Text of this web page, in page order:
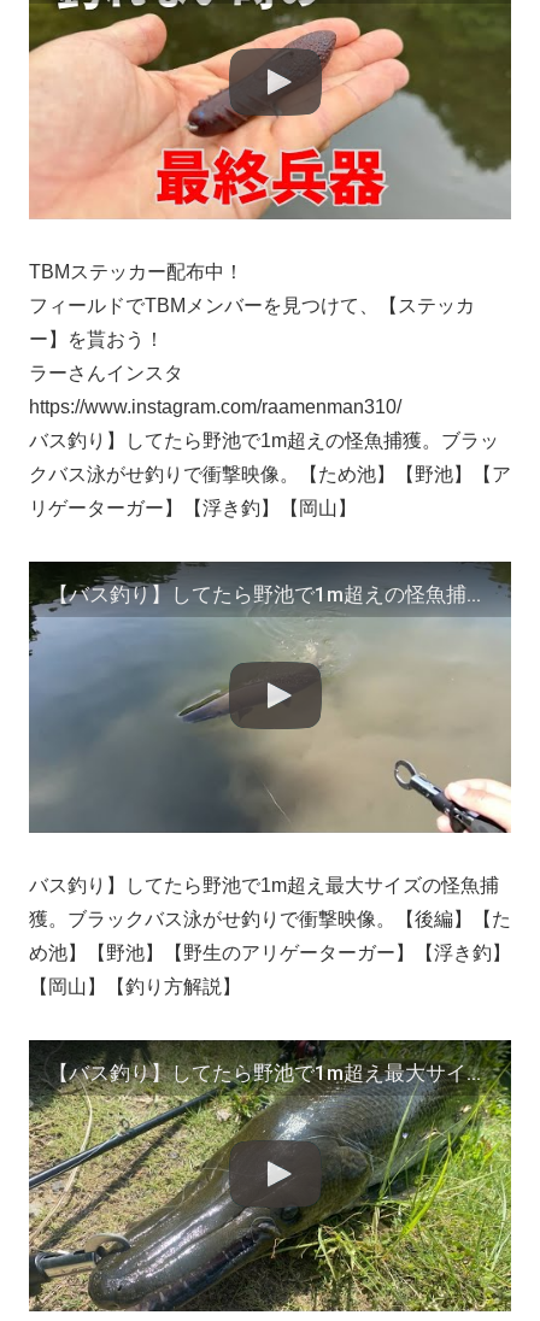
TBMステッカー配布中！
フィールドでTBMメンバーを見つけて、【ステッカ
ー】を貰おう！
ラーさんインスタ
https://www.instagram.com/raamenman310/
バス釣り】してたら野池で1m超えの怪魚捕獲。ブラッ
クバス泳がせ釣りで衝撃映像。【ため池】【野池】【ア
リゲーターガー】【浮き釣】【岡山】
【バス釣り】してたら野池で1m超えの怪魚捕獲。ブラックバス泳がせ釣りで衝撃映像。【ため池】【野池】【アリゲーターガー】【浮き釣】【岡山】
バス釣り】してたら野池で1m超え最大サイズの怪魚捕
獲。ブラックバス泳がせ釣りで衝撃映像。【後編】【た
め池】【野池】【野生のアリゲーターガー】【浮き釣】
【岡山】【釣り方解説】
【バス釣り】してたら野池で1m超え最大サイズの怪魚捕獲。ブラックバス泳がせ釣りで衝撃映像。【後編】【ため池】【野池】【野生のアリゲーターガー】【浮き釣】【岡山】【釣り方解説】